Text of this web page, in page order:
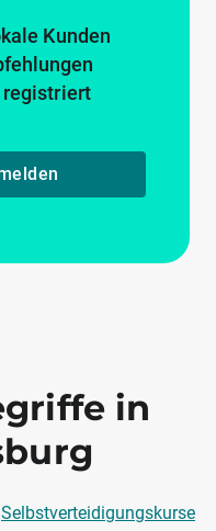
Kunden
registriert
in
Selbstverteidigungskurse